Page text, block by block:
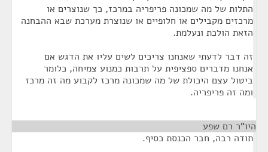
התלות של מה שמכונה פריפריה במרכז, כך שנוצרים או
מרכזים מקבילים או חלופיים או שנוצרת מערכת שבא ההבחנה
הזאת הולכת ונעלמת.
זה דבר לדעתי שאנחנו צריכים לשים עליו את הדגש אם
אנחנו מדברים ספציפית על תרבות כמנוע צמיחה, כלומר
ביטול עצם היכולת של מה שמכונה מרכז לקבוע מה זה מרכז
ומה זה פריפריה.
היו"ר רם שפע
תודה רבה, חבר הכנסת כסיף.